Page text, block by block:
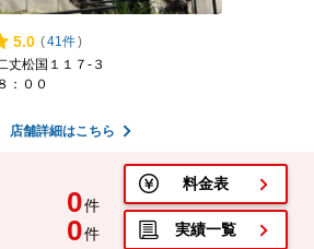
5.0 (41件)
丈松国１１７-３
：００
店舗詳細はこちら
0件
0件
料金表
実績一覧